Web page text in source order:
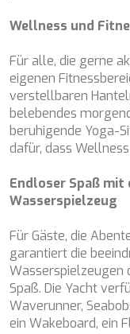
Wellness und
Für alle, die gerne
eigenen
verstellbaren
belebendes
beruhigende Yoga-
dafür, dass
Endloser Spaß mit
Wasserspielzeug
Für Gäste, die
garantiert die
Wasserspielzeugen
Spaß. Die Yacht
Waverunner,
ein Wakeboard, ein
FAST & FURIOUS
FIGURATI
FIORENTE
FREE SOUL
FREEBIRD
FREEDOM
FREEDOM
FRIENDSHIP
FUNDA D
GENNY
GLASAX
GRACE
GRAYONE
HAKUNA MATATA
HALCON DEL MAR